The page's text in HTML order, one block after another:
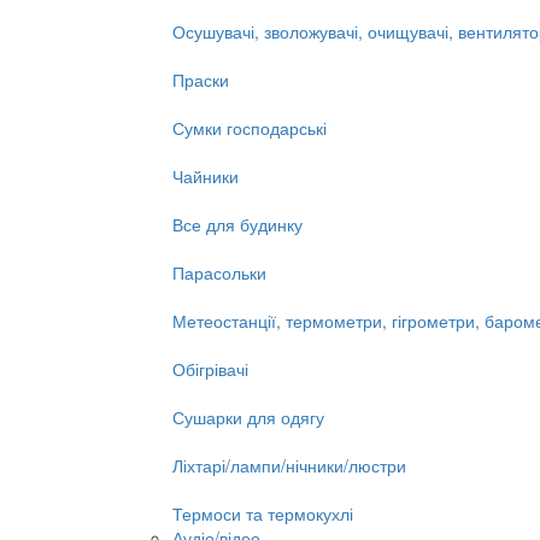
Осушувачі, зволожувачі, очищувачі,
Праски
Сумки господарські
Чайники
Все для будинку
Парасольки
Метеостанції, термометри, гігрометри,
Обігрівачі
Сушарки для одягу
Ліхтарі/лампи/нічники/люстри
Термоси та термокухлі